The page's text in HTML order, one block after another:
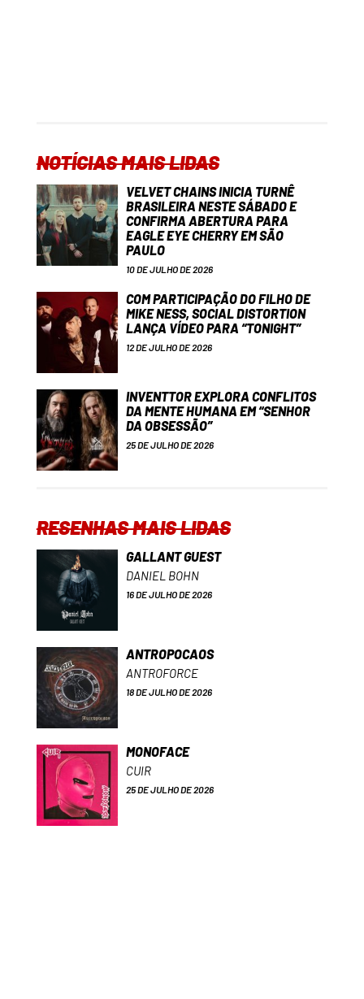
NOTÍCIAS MAIS LIDAS
VELVET CHAINS INICIA TURNÊ
BRASILEIRA NESTE SÁBADO E
CONFIRMA ABERTURA PARA
EAGLE EYE CHERRY EM SÃO
PAULO
10 DE JULHO DE 2026
COM PARTICIPAÇÃO DO FILHO DE
MIKE NESS, SOCIAL DISTORTION
LANÇA VÍDEO PARA “TONIGHT”
12 DE JULHO DE 2026
INVENTTOR EXPLORA CONFLITOS
DA MENTE HUMANA EM “SENHOR
DA OBSESSÃO”
25 DE JULHO DE 2026
RESENHAS MAIS LIDAS
GALLANT GUEST
DANIEL BOHN
16 DE JULHO DE 2026
ANTROPOCAOS
ANTROFORCE
18 DE JULHO DE 2026
MONOFACE
CUIR
25 DE JULHO DE 2026